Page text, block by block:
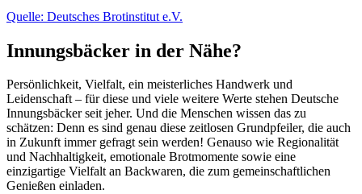
Quelle: Deutsches Brotinstitut e.V.
Innungsbäcker in der Nähe?
Persönlichkeit, Vielfalt, ein meisterliches Handwerk und
Leidenschaft – für diese und viele weitere Werte stehen Deutsche
Innungsbäcker seit jeher. Und die Menschen wissen das zu
schätzen: Denn es sind genau diese zeitlosen Grundpfeiler, die auch
in Zukunft immer gefragt sein werden! Genauso wie Regionalität
und Nachhaltigkeit, emotionale Brotmomente sowie eine
einzigartige Vielfalt an Backwaren, die zum gemeinschaftlichen
Genießen einladen.